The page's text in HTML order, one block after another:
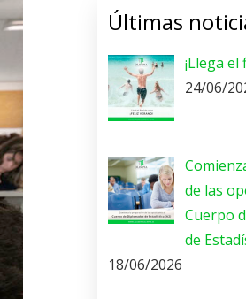
Últimas
¡Llega
24/06/
de las
Cuerpo
de
18/06/2026